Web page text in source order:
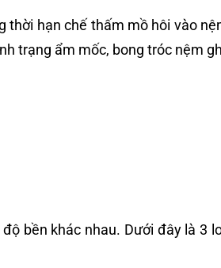
hạn chế thấm mồ hôi vào
trạng ẩm mốc, bong tróc nệm
bền khác nhau. Dưới đây là 3